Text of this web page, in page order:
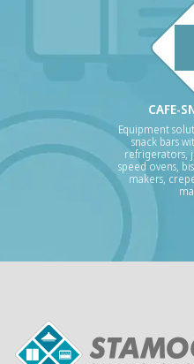
CAFE-
Equipment
snack bars
refrigerators,
speed ovens,
makers,